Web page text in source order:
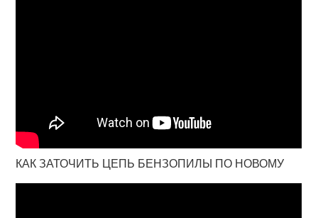
КАК ЗАТОЧИТЬ ЦЕПЬ БЕНЗОПИЛЫ ПО НОВОМУ